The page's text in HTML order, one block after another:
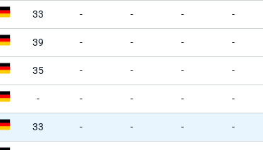
33 - - - -
39 - - - -
35 - - - -
- - - - -
33 - - - -